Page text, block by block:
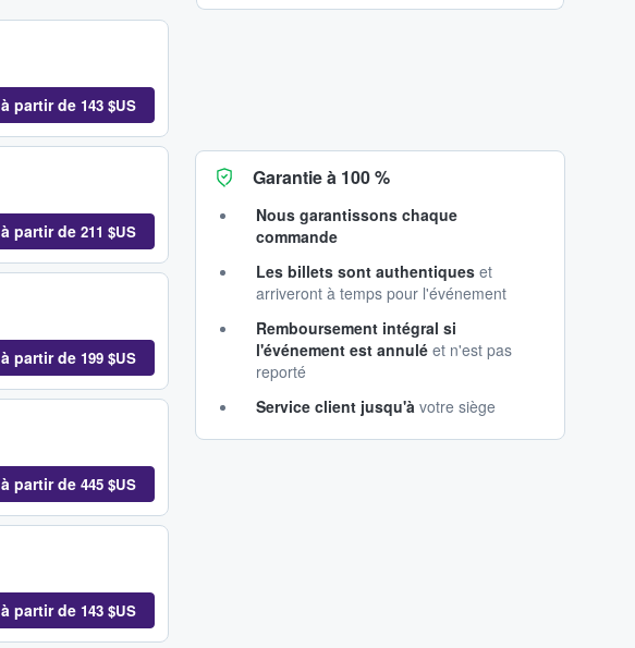
à partir de 143 $US
à partir de 211 $US
à partir de 199 $US
à partir de 445 $US
à partir de 143 $US
Garantie à 100 %
Nous garantissons chaque
commande
Les billets sont authentiques et
arriveront à temps pour l'événement
Remboursement intégral si
l'événement est annulé et n'est pas
reporté
Service client jusqu'à votre siège